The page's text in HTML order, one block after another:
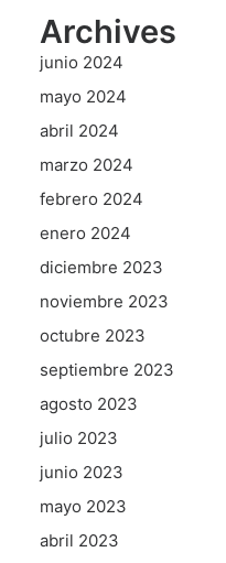
Archives
junio 2024
mayo 2024
abril 2024
marzo 2024
febrero 2024
enero 2024
diciembre 2023
noviembre 2023
octubre 2023
septiembre 2023
agosto 2023
julio 2023
junio 2023
mayo 2023
abril 2023